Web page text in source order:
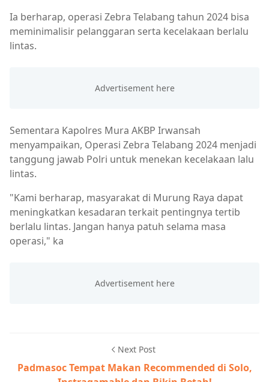
Ia berharap, operasi Zebra Telabang tahun 2024 bisa
meminimalisir pelanggaran serta kecelakaan berlalu
lintas.
Sementara Kapolres Mura AKBP Irwansah
menyampaikan, Operasi Zebra Telabang 2024 menjadi
tanggung jawab Polri untuk menekan kecelakaan lalu
lintas.
"Kami berharap, masyarakat di Murung Raya dapat
meningkatkan kesadaran terkait pentingnya tertib
berlalu lintas. Jangan hanya patuh selama masa
operasi," ka
Next Post
Padmasoc Tempat Makan Recommended di Solo,